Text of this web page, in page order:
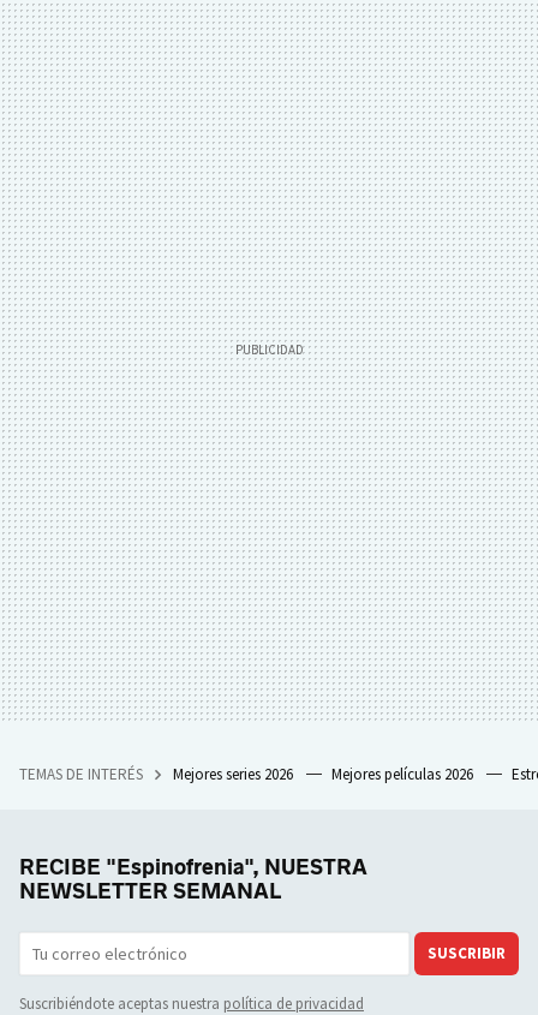
TEMAS DE INTERÉS Mejores series 2026 Mejores películas 2026
RECIBE "Espinofrenia", NUESTRA
NEWSLETTER SEMANAL
SUSCRIBIR
Suscribiéndote aceptas nuestra política de privacidad